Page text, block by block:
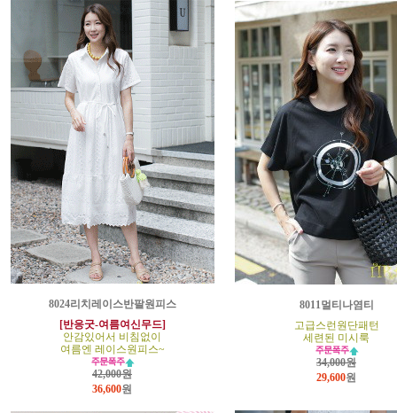
8024리치레이스반팔원피스
[반응굿-여름여신무드]
안감있어서 비침없이
여름엔 레이스원피스~
42,000원
36,600원
8011멀티나염티
고급스런원단패턴
세련된 미시룩
34,000원
29,600원